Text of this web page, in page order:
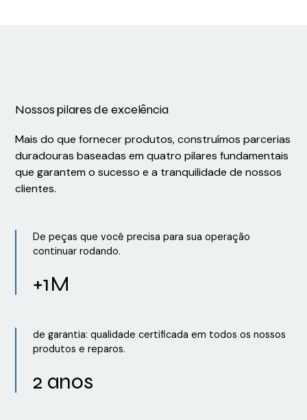
Nossos pilares de excelência
Mais do que fornecer produtos, construímos parcerias
duradouras baseadas em quatro pilares fundamentais
que garantem o sucesso e a tranquilidade de nossos
clientes.
De peças que você precisa para sua operação
continuar rodando.
+1M
de garantia: qualidade certificada em todos os nossos
produtos e reparos.
2 anos